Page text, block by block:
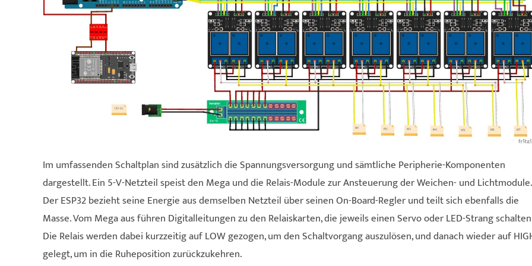
Im umfassenden Schaltplan sind zusätzlich die Spannungsversorgung und sämtliche Peripherie-Komponenten
dargestellt. Ein 5-V-Netzteil speist den Mega und die Relais-Module zur Ansteuerung der Weichen- und Lichtmodule.
Der ESP32 bezieht seine Energie aus demselben Netzteil über seinen On-Board-Regler und teilt sich ebenfalls die
Masse. Vom Mega aus führen Digitalleitungen zu den Relaiskarten, die jeweils einen Servo oder LED-Strang schalten.
Die Relais werden dabei kurzzeitig auf LOW gezogen, um den Schaltvorgang auszulösen, und danach wieder auf
gelegt, um in die Ruheposition zurückzukehren.